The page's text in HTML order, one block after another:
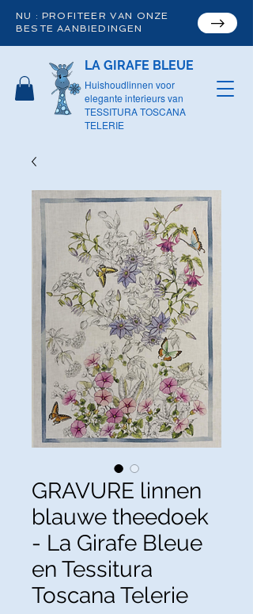
NU : PROFITEER VAN ONZE
BESTE AANBIEDINGEN
LA GIRAFE BLEUE
Huishoudlinnen voor
elegante interieurs van
TESSITURA TOSCANA
TELERIE
GRAVURE linnen
blauwe theedoek
- La Girafe Bleue
en Tessitura
Toscana Telerie